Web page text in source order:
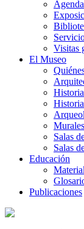
Agenda
Visitas
El Museo
Murales
Salas
Salas
Educación
Publicaciones